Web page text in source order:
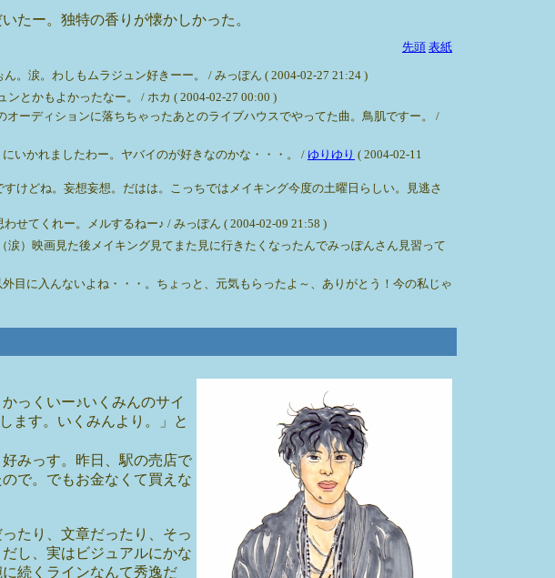
たー。独特の香りが懐かしかった。
先頭 表紙
。涙。わしもムラジュン好きーー。 / みっぽん ( 2004-02-27 21:24 )
とかもよかったなー。 / ホカ ( 2004-02-27 00:00 )
ーディションに落ちちゃったあとのライブハウスでやってた曲。鳥肌ですー。 /
いかれましたわー。ヤバイのが好きなのかな・・・。 / ゆりゆり ( 2004-02-11
けどね。妄想妄想。だはは。こっちではメイキング今度の土曜日らしい。見逃さ
せてくれー。メルするねー♪ / みっぽん ( 2004-02-09 21:58 )
）映画見た後メイキング見てまた見に行きたくなったんでみっぽんさん見習って
目に入んないよね・・・。ちょっと、元気もらったよ～、ありがとう！今の私じゃ
っくいー♪いくみんのサイ
ます。いくみんより。」と
みっす。昨日、駅の売店で
で。でもお金なくて買えな
たり、文章だったり、そっ
し、実はビジュアルにかな
続くラインなんて秀逸だ